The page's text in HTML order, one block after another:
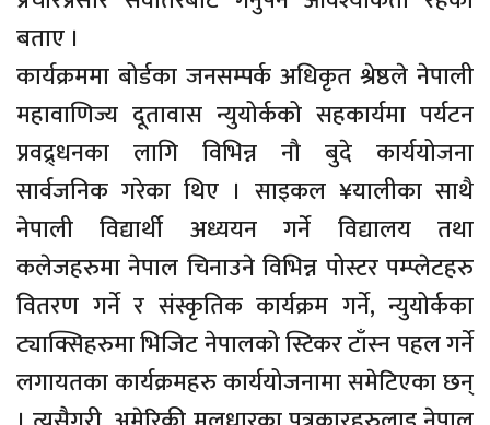
बताए ।
कार्यक्रममा बोर्डका जनसम्पर्क अधिकृत श्रेष्ठले नेपाली
महावाणिज्य दूतावास न्युयोर्कको सहकार्यमा पर्यटन
प्रवद्र्धनका लागि विभिन्न नौ बुदे कार्ययोजना
सार्वजनिक गरेका थिए । साइकल ¥यालीका साथै
नेपाली विद्यार्थी अध्ययन गर्ने विद्यालय तथा
कलेजहरुमा नेपाल चिनाउने विभिन्न पोस्टर पम्प्लेटहरु
वितरण गर्ने र संस्कृतिक कार्यक्रम गर्ने, न्युयोर्कका
ट्याक्सिहरुमा भिजिट नेपालको स्टिकर टाँस्न पहल गर्ने
लगायतका कार्यक्रमहरु कार्ययोजनामा समेटिएका छन्